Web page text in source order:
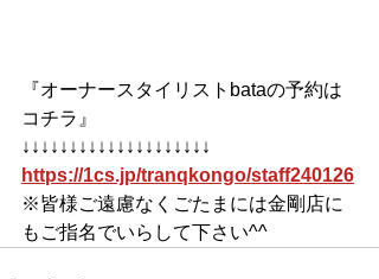
『オーナースタイリストbataの予約は
コチラ』
↓↓↓↓↓↓↓↓↓↓↓↓↓↓↓↓↓↓↓↓
https://1cs.jp/tranqkongo/staff240126
※皆様ご遠慮なくごたまには金剛店に
もご指名でいらして下さい^^